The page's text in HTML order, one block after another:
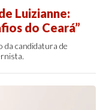
Luizianne:
do Ceará”
candidatura de